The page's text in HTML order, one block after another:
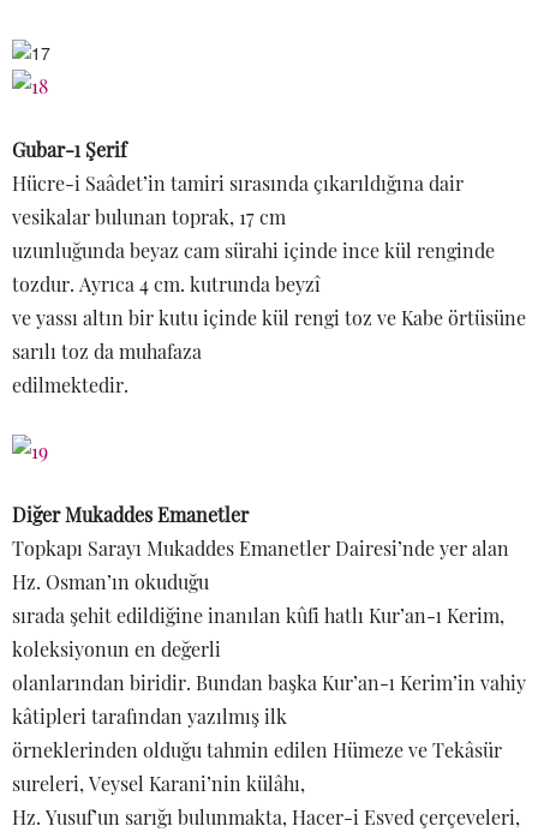
Gubar-ı Şerif
Hücre-i Saâdet’in tamiri sırasında çıkarıldığına dair
vesikalar bulunan toprak, 17 cm
uzunluğunda beyaz cam sürahi içinde ince kül renginde
tozdur. Ayrıca 4 cm. kutrunda beyzî
ve yassı altın bir kutu içinde kül rengi toz ve Kabe örtüsüne
sarılı toz da muhafaza
edilmektedir.
Diğer Mukaddes Emanetler
Topkapı Sarayı Mukaddes Emanetler Dairesi’nde yer alan
Hz. Osman’ın okuduğu
sırada şehit edildiğine inanılan kûfi hatlı Kur’an-ı Kerim,
koleksiyonun en değerli
olanlarından biridir. Bundan başka Kur’an-ı Kerim’in vahiy
kâtipleri tarafından yazılmış ilk
örneklerinden olduğu tahmin edilen Hümeze ve Tekâsür
sureleri, Veysel Karani’nin külâhı,
Hz. Yusuf’un sarığı bulunmakta, Hacer-i Esved çerçeveleri,